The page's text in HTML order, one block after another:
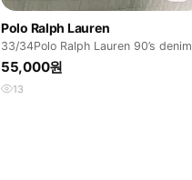
Polo Ralph Lauren
33/34Polo Ralph Lauren 90’s denim
pants
55,000원
13